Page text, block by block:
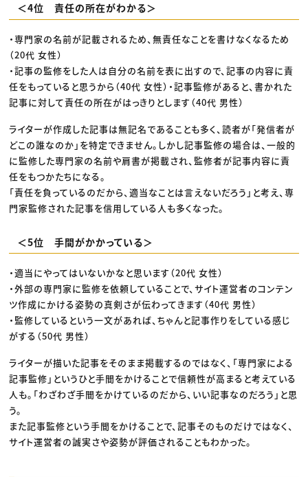
＜4位 責任の所在がわかる＞
・専門家の名前が記載されるため、無責任なことを書けなくなるため
（20代 女性）
・記事の監修をした人は自分の名前を表に出すので、記事の内容に責
任をもっていると思うから（40代 女性）・記事監修があると、書かれた
記事に対して責任の所在がはっきりとします（40代 男性）
ライターが作成した記事は無記名であることも多く、読者が「発信者が
どこの誰なのか」を特定できません。しかし記事監修の場合は、一般的
に監修した専門家の名前や肩書が掲載され、監修者が記事内容に責
任をもつかたちになる。
「責任を負っているのだから、適当なことは言えないだろう」と考え、専
門家監修された記事を信用している人も多くなった。
＜5位 手間がかかっている＞
・適当にやってはいないかなと思います（20代 女性）
・外部の専門家に監修を依頼していることで、サイト運営者のコンテン
ツ作成にかける姿勢の真剣さが伝わってきます（40代 男性）
・監修しているという一文があれば、ちゃんと記事作りをしている感じ
がする（50代 男性）
ライターが描いた記事をそのまま掲載するのではなく、「専門家による
記事監修」というひと手間をかけることで信頼性が高まると考えている
人も。「わざわざ手間をかけているのだから、いい記事なのだろう」と思
う。
また記事監修という手間をかけることで、記事そのものだけではなく、
サイト運営者の誠実さや姿勢が評価されることもわかった。